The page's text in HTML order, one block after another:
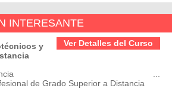
INTERESANTE
Ver Detalles del Curso
y
de Grado Superior a Distancia